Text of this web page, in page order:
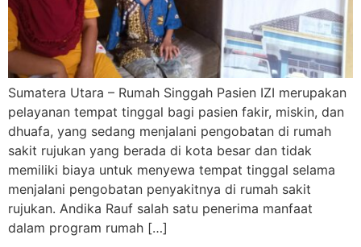
Sumatera Utara – Rumah Singgah Pasien IZI merupakan
pelayanan tempat tinggal bagi pasien fakir, miskin, dan
dhuafa, yang sedang menjalani pengobatan di rumah
sakit rujukan yang berada di kota besar dan tidak
memiliki biaya untuk menyewa tempat tinggal selama
menjalani pengobatan penyakitnya di rumah sakit
rujukan. Andika Rauf salah satu penerima manfaat
dalam program rumah […]